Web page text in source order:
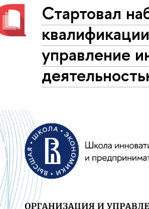
Стартовал
управление